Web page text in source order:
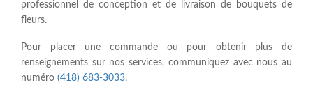
professionnel de conception et de livraison de bouquets de
fleurs.
Pour placer une commande ou pour obtenir plus de
renseignements sur nos services, communiquez avec nous au
numéro (418) 683-3033.